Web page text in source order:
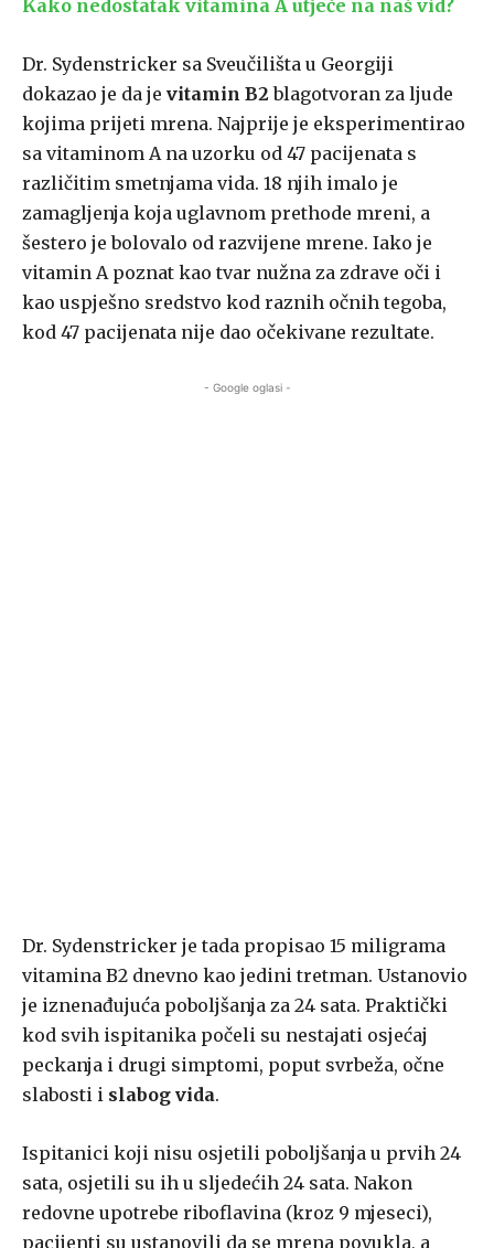
Kako nedostatak vitamina A utječe na naš vid?
Dr. Sydenstricker sa Sveučilišta u Georgiji
dokazao je da je vitamin B2 blagotvoran za ljude
kojima prijeti mrena. Najprije je eksperimentirao
sa vitaminom A na uzorku od 47 pacijenata s
različitim smetnjama vida. 18 njih imalo je
zamagljenja koja uglavnom prethode mreni, a
šestero je bolovalo od razvijene mrene. Iako je
vitamin A poznat kao tvar nužna za zdrave oči i
kao uspješno sredstvo kod raznih očnih tegoba,
kod 47 pacijenata nije dao očekivane rezultate.
- Google oglasi -
Dr. Sydenstricker je tada propisao 15 miligrama
vitamina B2 dnevno kao jedini tretman. Ustanovio
je iznenađujuća poboljšanja za 24 sata. Praktički
kod svih ispitanika počeli su nestajati osjećaj
peckanja i drugi simptomi, poput svrbeža, očne
slabosti i slabog vida.
Ispitanici koji nisu osjetili poboljšanja u prvih 24
sata, osjetili su ih u sljedećih 24 sata. Nakon
redovne upotrebe riboflavina (kroz 9 mjeseci),
pacijenti su ustanovili da se mrena povukla, a